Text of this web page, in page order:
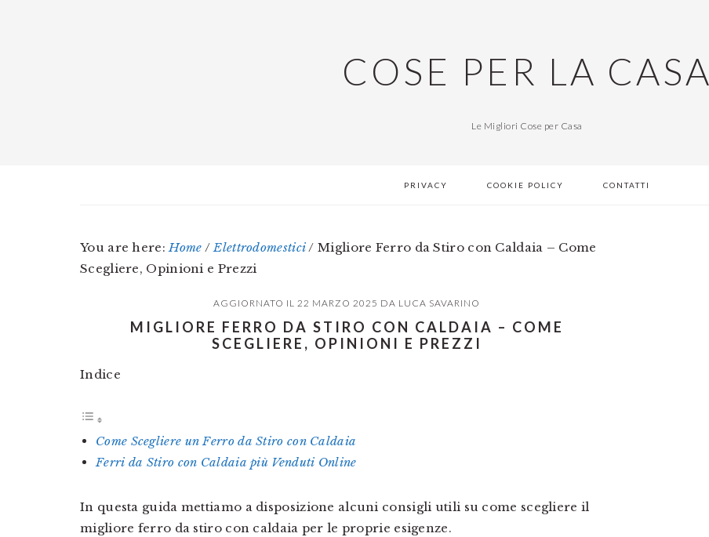
COSE PER LA CASA
Le Migliori Cose per Casa
PRIVACY COOKIE POLICY CONTATTI
You are here:Home / Elettrodomestici/ Migliore Ferro da Stiro con Caldaia – Come
Scegliere, Opinioni e Prezzi
AGGIORNATO IL 22 MARZO 2025 DA LUCA SAVARINO
MIGLIORE FERRO DA STIRO CON CALDAIA – COME
SCEGLIERE, OPINIONI E PREZZI
Indice
Come Scegliere un Ferro da Stiro con Caldaia
Ferri da Stiro con Caldaia più Venduti Online
In questa guida mettiamo a disposizione alcuni consigli utili su come scegliere il
migliore ferro da stiro con caldaia per le proprie esigenze.